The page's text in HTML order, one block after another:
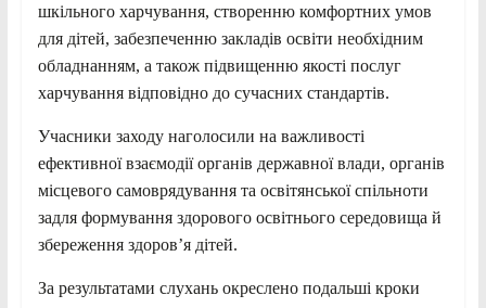
шкільного харчування, створенню комфортних умов
для дітей, забезпеченню закладів освіти необхідним
обладнанням, а також підвищенню якості послуг
харчування відповідно до сучасних стандартів.
Учасники заходу наголосили на важливості
ефективної взаємодії органів державної влади, органів
місцевого самоврядування та освітянської спільноти
задля формування здорового освітнього середовища й
збереження здоров’я дітей.
За результатами слухань окреслено подальші кроки